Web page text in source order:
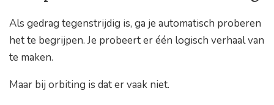
Als gedrag tegenstrijdig is, ga je automatisch proberen
het te begrijpen. Je probeert er één logisch verhaal van
te maken.
Maar bij orbiting is dat er vaak niet.